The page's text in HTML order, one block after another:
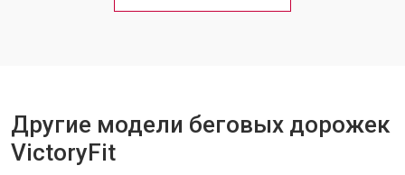
Замена блока питания от 1000 ₽
Другие модели беговых дорожек
VictoryFit